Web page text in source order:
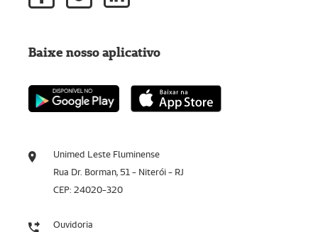
Unimed Leste Fluminense
Rua Dr. Borman, 51 - Niterói - RJ
CEP: 24020-320
Ouvidoria
Baixe nosso aplicativo